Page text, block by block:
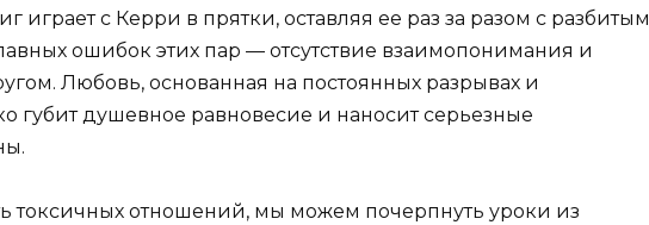
играет с Керри в прятки, оставляя ее раз за разом с разбитым
ошибок этих пар — отсутствие взаимопонимания и
Любовь, основанная на постоянных разрывах и
губит душевное равновесие и наносит серьезные
токсичных отношений, мы можем почерпнуть уроки из